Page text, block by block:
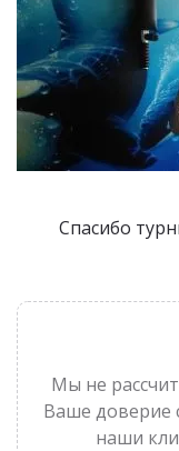
Мы не
Ваше доверие
наши
Спасибо